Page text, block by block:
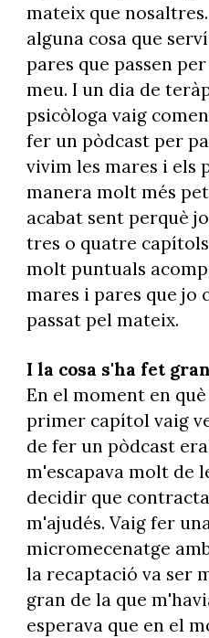
mateix que
alguna cosa que
pares que passen
meu. I un dia de
psicòloga vaig
fer un pòdcast per
vivim les mares i els
manera molt més
acabat sent perquè
tres o quatre
molt puntuals
mares i pares que jo
passat pel mateix.
I la cosa s'ha fet
En el moment en
primer capítol vaig
de fer un pòdcast
m'escapava molt de
decidir que
m'ajudés. Vaig fer
micromecenatge
la recaptació va ser
gran de la que
esperava que en el